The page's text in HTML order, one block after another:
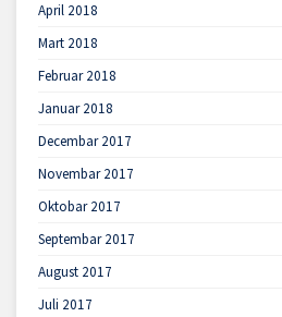
April 2018
Mart 2018
Februar 2018
Januar 2018
Decembar 2017
Novembar 2017
Oktobar 2017
Septembar 2017
August 2017
Juli 2017